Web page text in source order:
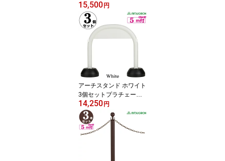
【両面表示】ウェイト
付 イエロー・グレー
【駐車場 ポール 駐車禁
止 立入禁止 駐車場 フェ
ンス チェーンポール プ
15,500 円
アーチスタンド ホワイト
3個セットプラチェーン5
m付【駐車場 ポール おし
ゃれ チェーンスタンド
駐車禁止 立入禁止 駐車
場 フェンス チェーンポ
14,250 円